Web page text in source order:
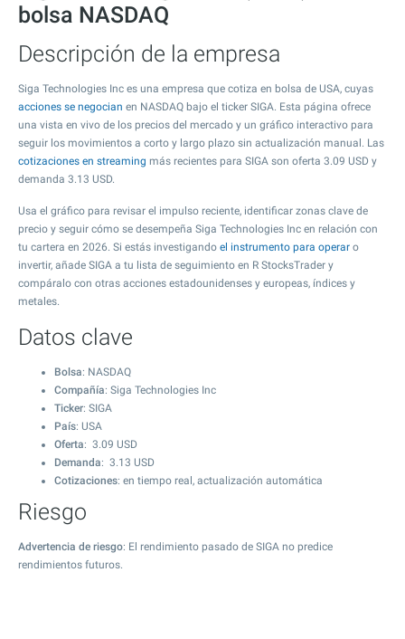
bolsa NASDAQ
Descripción de la empresa
Siga Technologies Inc es una empresa que cotiza en bolsa de USA, cuyas
acciones se negocian en NASDAQ bajo el ticker SIGA. Esta página ofrece
una vista en vivo de los precios del mercado y un gráfico interactivo para
seguir los movimientos a corto y largo plazo sin actualización manual. Las
cotizaciones en streaming más recientes para SIGA son oferta 3.09 USD y
demanda 3.13 USD.
Usa el gráfico para revisar el impulso reciente, identificar zonas clave de
precio y seguir cómo se desempeña Siga Technologies Inc en relación con
tu cartera en 2026. Si estás investigando el instrumento para operar o
invertir, añade SIGA a tu lista de seguimiento en R StocksTrader y
compáralo con otras acciones estadounidenses y europeas, índices y
metales.
Datos clave
Bolsa: NASDAQ
Compañía: Siga Technologies Inc
Ticker: SIGA
País: USA
Oferta: 3.09 USD
Demanda: 3.13 USD
Cotizaciones: en tiempo real, actualización automática
Riesgo
Advertencia de riesgo: El rendimiento pasado de SIGA no predice
rendimientos futuros.